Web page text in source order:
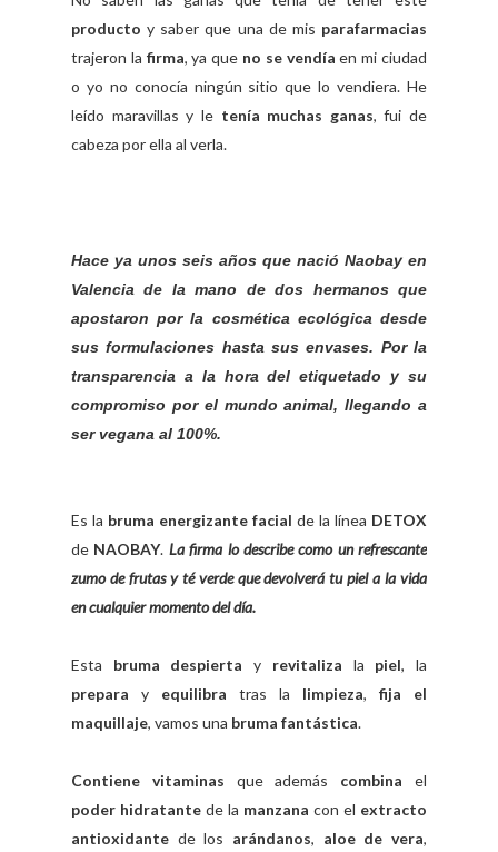
producto y saber que una de mis parafarmacias
trajeron la firma, ya que no se vendía en mi ciudad
o yo no conocía ningún sitio que lo vendiera. He
leído maravillas y le tenía muchas ganas, fui de
cabeza por ella al verla.
Hace ya unos seis años que nació Naobay en
Valencia de la mano de dos hermanos que
apostaron por la cosmética ecológica desde
sus formulaciones hasta sus envases. Por la
transparencia a la hora del etiquetado y su
compromiso por el mundo animal, llegando a
servegana al 100%.
Es la bruma energizante facial de la línea DETOX
de NAOBAY. La firma lo describe como un refrescante
zumo de frutas y té verde que devolverá tu piel a la vida
en cualquier momento del día.
Esta bruma despierta y revitaliza la piel, la
prepara y equilibra tras la limpieza, fija el
maquillaje, vamos una bruma fantástica.
Contiene vitaminas que además combina el
poder hidratante de la manzana con el extracto
antioxidante de los arándanos, aloe de vera,